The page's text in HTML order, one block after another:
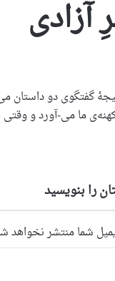
آزادی
گفتگوی دو داستان
ما می‌-آورد و
را بنویسید
شما منتشر نخواهد